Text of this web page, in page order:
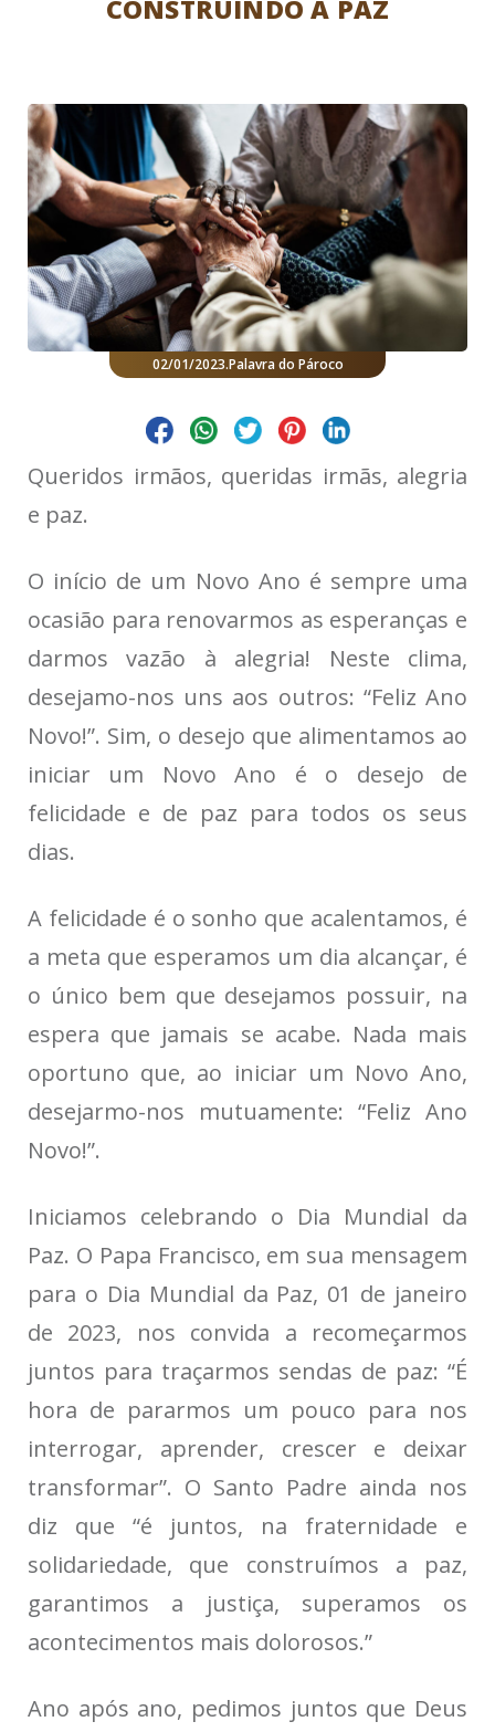
CONSTRUINDO A PAZ
02/01/2023.Palavra do Pároco
Queridos irmãos, queridas irmãs, alegria
e paz.
O início de um Novo Ano é sempre uma
ocasião para renovarmos as esperanças e
darmos vazão à alegria! Neste clima,
desejamo-nos uns aos outros: “Feliz Ano
Novo!”. Sim, o desejo que alimentamos ao
iniciar um Novo Ano é o desejo de
felicidade e de paz para todos os seus
dias.
A felicidade é o sonho que acalentamos, é
a meta que esperamos um dia alcançar, é
o único bem que desejamos possuir, na
espera que jamais se acabe. Nada mais
oportuno que, ao iniciar um Novo Ano,
desejarmo-nos mutuamente: “Feliz Ano
Novo!”.
Iniciamos celebrando o Dia Mundial da
Paz. O Papa Francisco, em sua mensagem
para o Dia Mundial da Paz, 01 de janeiro
de 2023, nos convida a recomeçarmos
juntos para traçarmos sendas de paz: “É
hora de pararmos um pouco para nos
interrogar, aprender, crescer e deixar
transformar”. O Santo Padre ainda nos
diz que “é juntos, na fraternidade e
solidariedade, que construímos a paz,
garantimos a justiça, superamos os
acontecimentos mais dolorosos.”
Ano após ano, pedimos juntos que Deus